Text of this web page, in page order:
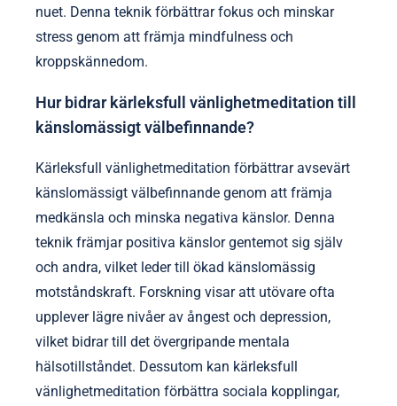
nuet. Denna teknik förbättrar fokus och minskar
stress genom att främja mindfulness och
kroppskännedom.
Hur bidrar kärleksfull vänlighetmeditation till
känslomässigt välbefinnande?
Kärleksfull vänlighetmeditation förbättrar avsevärt
känslomässigt välbefinnande genom att främja
medkänsla och minska negativa känslor. Denna
teknik främjar positiva känslor gentemot sig själv
och andra, vilket leder till ökad känslomässig
motståndskraft. Forskning visar att utövare ofta
upplever lägre nivåer av ångest och depression,
vilket bidrar till det övergripande mentala
hälsotillståndet. Dessutom kan kärleksfull
vänlighetmeditation förbättra sociala kopplingar,